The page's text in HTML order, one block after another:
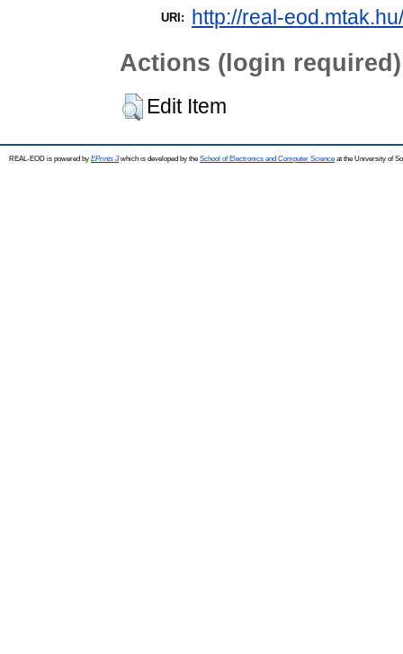
URI: http://real-
Actions (login required)
Edit Item
REAL-EOD is powered by EPrints 3which is developed by the School of Electronics and Computer Science at the University of